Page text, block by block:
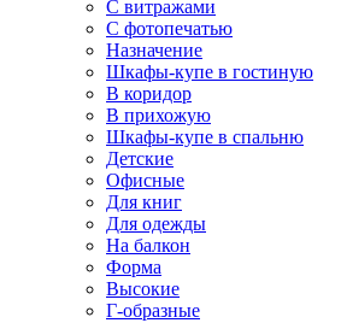
С витражами
С фотопечатью
Назначение
Шкафы-купе в гостиную
В коридор
В прихожую
Шкафы-купе в спальню
Детские
Офисные
Для книг
Для одежды
На балкон
Форма
Высокие
Г-образные